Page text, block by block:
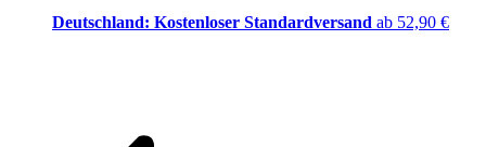
Deutschland: Kostenloser Standardversand ab 52,90 €